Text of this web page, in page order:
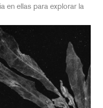
en ellas para explorar la